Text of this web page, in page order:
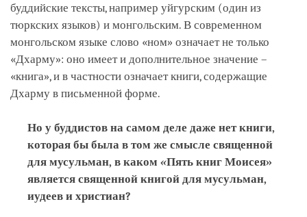
буддийские тексты, например уйгурским (один из
тюркских языков) и монгольским. В современном
монгольском языке слово «ном» означает не только
«Дхарму»: оно имеет и дополнительное значение –
«книга», и в частности означает книги, содержащие
Дхарму в письменной форме.
Но у буддистов на самом деле даже нет книги,
которая бы была в том же смысле священной
для мусульман, в каком «Пять книг Моисея»
является священной книгой для мусульман,
иудеев и христиан?